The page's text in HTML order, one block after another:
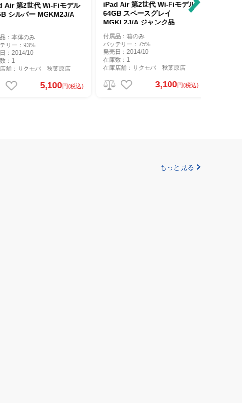
第2世代 Wi-Fiモデル
シルバー MGKM2J/A
本体のみ
ー：93%
2014/10
1
舗：サクモバ 秋葉原店
5,100円(税込)
iPad Air 第2世代 Wi-Fiモデル
64GB スペースグレイ
MGKL2J/A ジャンク品
付属品：箱のみ
バッテリー：75%
発売日：2014/10
在庫数：1
在庫店舗：サクモバ 秋葉原店
3,100円(税込)
もっと見る